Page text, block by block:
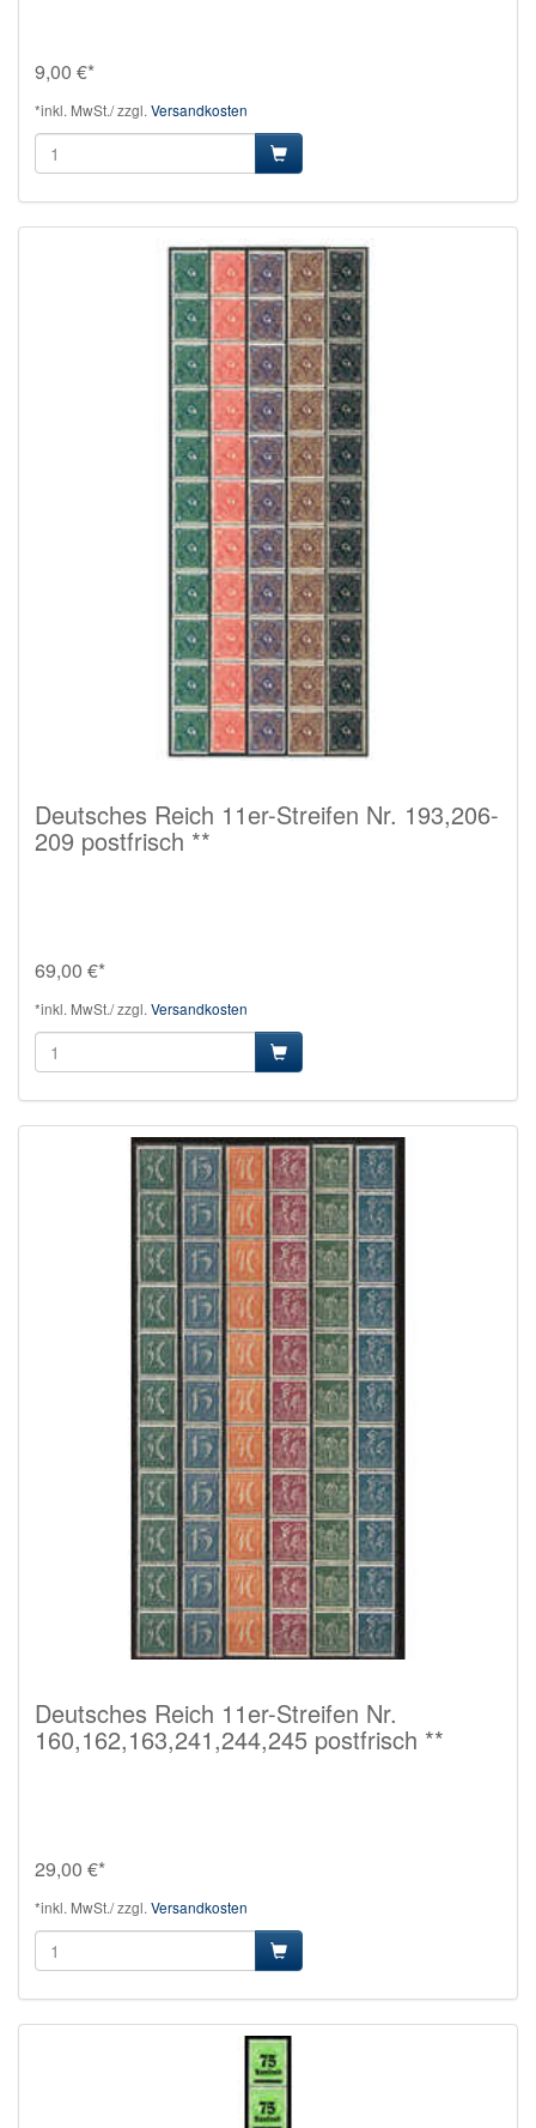
9,00 €*
*inkl. MwSt./ zzgl. Versandkosten
Deutsches Reich 11er-Streifen Nr. 193,206-
209 postfrisch **
69,00 €*
*inkl. MwSt./ zzgl. Versandkosten
Deutsches Reich 11er-Streifen Nr.
160,162,163,241,244,245 postfrisch **
29,00 €*
*inkl. MwSt./ zzgl. Versandkosten